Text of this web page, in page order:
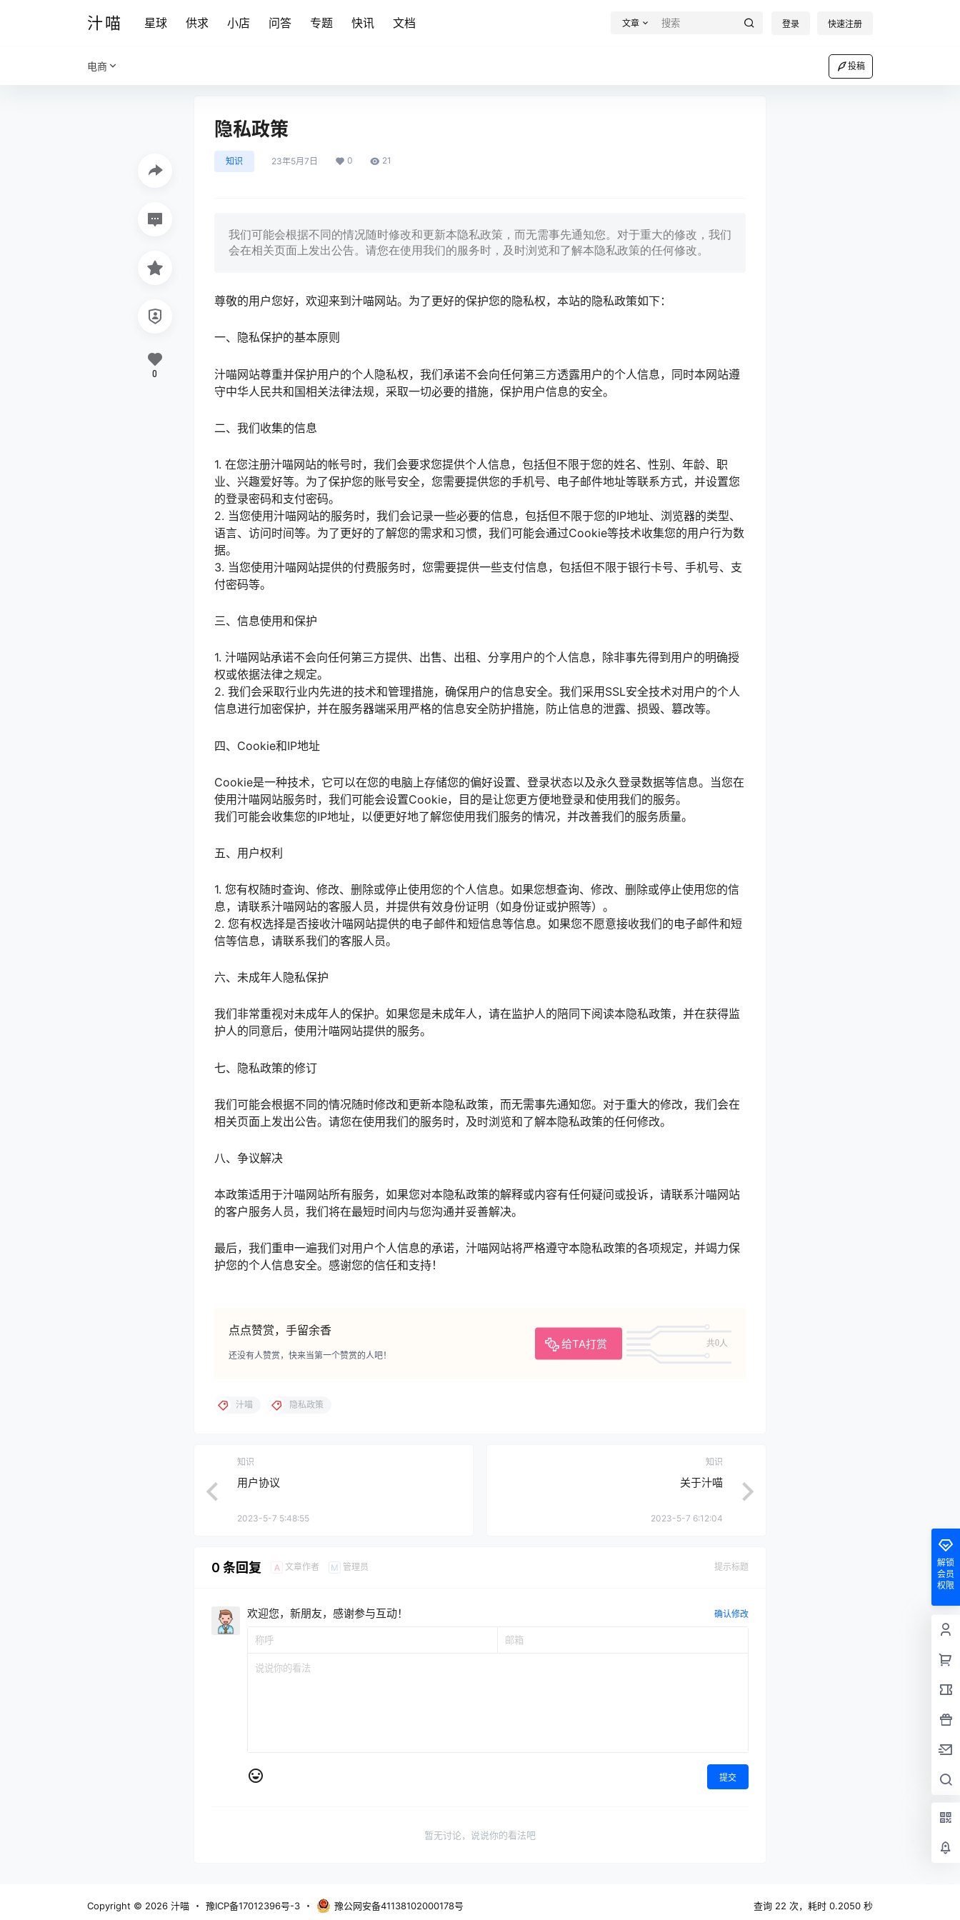
汁喵 星球 供求 小店 问答 专题 快讯 文档 文章 登录 快速注册
电商 投稿
隐私政策
知识 23年5月7日 0 21
我们可能会根据不同的情况随时修改和更新本隐私政策，而无需事先通知您。对于重大的修改，我们
会在相关页面上发出公告。请您在使用我们的服务时，及时浏览和了解本隐私政策的任何修改。
尊敬的用户您好，欢迎来到汁喵网站。为了更好的保护您的隐私权，本站的隐私政策如下：
一、隐私保护的基本原则
汁喵网站尊重并保护用户的个人隐私权，我们承诺不会向任何第三方透露用户的个人信息，同时本网站遵
守中华人民共和国相关法律法规，采取一切必要的措施，保护用户信息的安全。
二、我们收集的信息
1. 在您注册汁喵网站的帐号时，我们会要求您提供个人信息，包括但不限于您的姓名、性别、年龄、职
业、兴趣爱好等。为了保护您的账号安全，您需要提供您的手机号、电子邮件地址等联系方式，并设置您
的登录密码和支付密码。
2. 当您使用汁喵网站的服务时，我们会记录一些必要的信息，包括但不限于您的IP地址、浏览器的类型、
语言、访问时间等。为了更好的了解您的需求和习惯，我们可能会通过Cookie等技术收集您的用户行为数
据。
3. 当您使用汁喵网站提供的付费服务时，您需要提供一些支付信息，包括但不限于银行卡号、手机号、支
付密码等。
三、信息使用和保护
1. 汁喵网站承诺不会向任何第三方提供、出售、出租、分享用户的个人信息，除非事先得到用户的明确授
权或依据法律之规定。
2. 我们会采取行业内先进的技术和管理措施，确保用户的信息安全。我们采用SSL安全技术对用户的个人
信息进行加密保护，并在服务器端采用严格的信息安全防护措施，防止信息的泄露、损毁、篡改等。
四、Cookie和IP地址
Cookie是一种技术，它可以在您的电脑上存储您的偏好设置、登录状态以及永久登录数据等信息。当您在
使用汁喵网站服务时，我们可能会设置Cookie，目的是让您更方便地登录和使用我们的服务。
我们可能会收集您的IP地址，以便更好地了解您使用我们服务的情况，并改善我们的服务质量。
五、用户权利
1. 您有权随时查询、修改、删除或停止使用您的个人信息。如果您想查询、修改、删除或停止使用您的信
息，请联系汁喵网站的客服人员，并提供有效身份证明（如身份证或护照等）。
2. 您有权选择是否接收汁喵网站提供的电子邮件和短信息等信息。如果您不愿意接收我们的电子邮件和短
信等信息，请联系我们的客服人员。
六、未成年人隐私保护
我们非常重视对未成年人的保护。如果您是未成年人，请在监护人的陪同下阅读本隐私政策，并在获得监
护人的同意后，使用汁喵网站提供的服务。
七、隐私政策的修订
我们可能会根据不同的情况随时修改和更新本隐私政策，而无需事先通知您。对于重大的修改，我们会在
相关页面上发出公告。请您在使用我们的服务时，及时浏览和了解本隐私政策的任何修改。
八、争议解决
本政策适用于汁喵网站所有服务，如果您对本隐私政策的解释或内容有任何疑问或投诉，请联系汁喵网站
的客户服务人员，我们将在最短时间内与您沟通并妥善解决。
最后，我们重申一遍我们对用户个人信息的承诺，汁喵网站将严格遵守本隐私政策的各项规定，并竭力保
护您的个人信息安全。感谢您的信任和支持！
点点赞赏，手留余香
给TA打赏 共0人
还没有人赞赏，快来当第一个赞赏的人吧！
0
汁喵 隐私政策
知识
用户协议
2023-5-7 5:48:55
知识
关于汁喵
2023-5-7 6:12:04
0 条回复 A 文章作者 M 管理员 提示标题
欢迎您，新朋友，感谢参与互动！ 确认修改
提交
暂无讨论，说说你的看法吧
解锁
会员
权限
Copyright © 2026 汁喵 ・ 豫ICP备17012396号-3 ・ 豫公网安备41138102000178号 查询 22 次，耗时 0.2050 秒